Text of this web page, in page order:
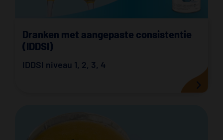
Dranken met aangepaste consistentie
(IDDSI)
IDDSI niveau 1, 2, 3, 4